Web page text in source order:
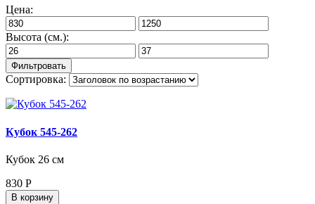
Цена:
Высота (см.):
Сортировка:
Кубок 545‑262
Кубок 26 см
830 Р
В корзину